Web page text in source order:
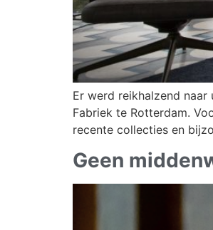
Er werd reikhalzend
Fabriek te Rotterdam.
recente collecties en
Geen